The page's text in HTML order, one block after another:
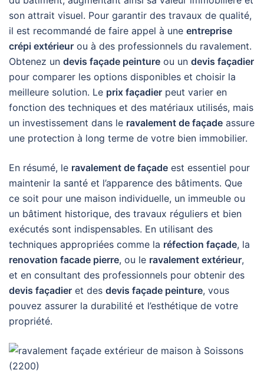
son attrait visuel. Pour garantir des travaux de qualité,
il est recommandé de faire appel à une entreprise
crépi extérieur ou à des professionnels du ravalement.
Obtenez un devis façade peinture ou un devis façadier
pour comparer les options disponibles et choisir la
meilleure solution. Le prix façadier peut varier en
fonction des techniques et des matériaux utilisés, mais
un investissement dans le ravalement de façade assure
une protection à long terme de votre bien immobilier.
En résumé, le ravalement de façade est essentiel pour
maintenir la santé et l’apparence des bâtiments. Que
ce soit pour une maison individuelle, un immeuble ou
un bâtiment historique, des travaux réguliers et bien
exécutés sont indispensables. En utilisant des
techniques appropriées comme la réfection façade, la
renovation facade pierre, ou le ravalement extérieur,
et en consultant des professionnels pour obtenir des
devis façadier et des devis façade peinture, vous
pouvez assurer la durabilité et l’esthétique de votre
propriété.